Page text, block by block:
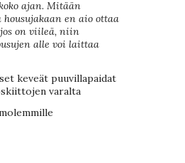
ajan. Mitään
housujakaan en aio ottaa
on viileä, niin
alle voi laittaa
keveät puuvillapaidat
varalta